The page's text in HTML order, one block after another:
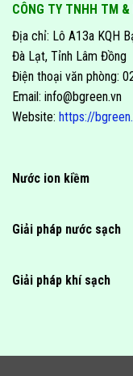
CÔNG TY TNHH TM &
Địa chỉ: Lô A13a KQH
Đà Lạt, Tỉnh Lâm Đồng
Điện thoại văn phòng:
Email: info@bgreen.vn
Website: https://
Nước ion kiềm
Giải pháp nước sạch
Giải pháp khí sạch